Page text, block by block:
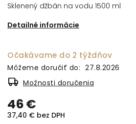
Sklenený džbán na vodu 1500 ml
Detailné informácie
46 €
37,40 € bez DPH
Očakávame do 2 týždňov
Môžeme doručiť do: 27.8.2026
Možnosti doručenia